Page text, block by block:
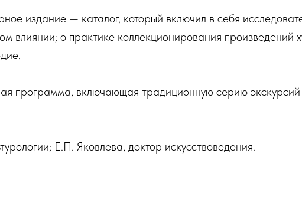
издание — каталог, который включил в себя
влиянии; о практике коллекционирования произведений
программа, включающая традиционную серию
Е.П. Яковлева, доктор искусствоведения.